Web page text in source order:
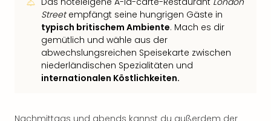
Streetempfängt seine hungrigen Gäste in
typisch britischem Ambiente. Mach es dir
gemütlich und wähle aus der
abwechslungsreichen Speisekarte zwischen
niederländischen Spezialitäten und
internationalen Köstlichkeiten.
Nachmittags und abends kannst du außerdem der